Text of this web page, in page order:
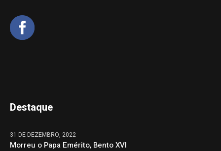
Destaque
31 DE DEZEMBRO, 2022
Morreu o Papa Emérito, Bento XVI